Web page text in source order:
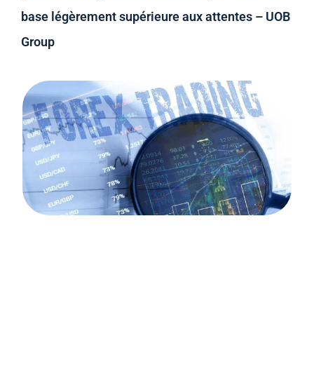
base légèrement supérieure aux attentes – UOB
Group